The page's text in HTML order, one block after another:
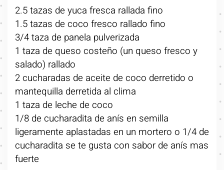
2.5 tazas de yuca fresca rallada fino
1.5 tazas de coco fresco rallado fino
3/4 taza de panela pulverizada
1 taza de queso costeño (un queso fresco y
salado) rallado
2 cucharadas de aceite de coco derretido o
mantequilla derretida al clima
1 taza de leche de coco
1/8 de cucharadita de anís en semilla
ligeramente aplastadas en un mortero o 1/4 de
cucharadita se te gusta con sabor de anís mas
fuerte